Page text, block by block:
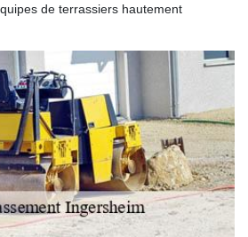
de terrassiers hautement